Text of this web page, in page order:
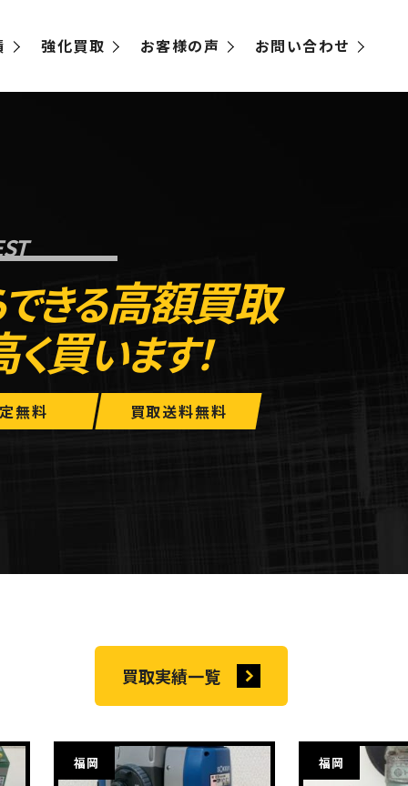
強化買取 お客様の声 お問い合わせ
きる高額買取
く買います！
無料 買取送料無料
買取実績一覧
福岡 福岡